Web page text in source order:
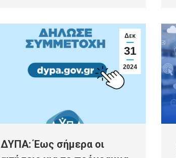
Δεκ
31
2024
ΔΥΠΑ: Έως σήμερα οι